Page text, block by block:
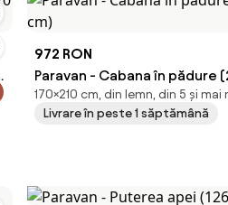
972 RON
Paravan - Cabana în pădure
cm)
170×210 cm, din lemn, din 5 și
Livrare în peste 1 săptămână